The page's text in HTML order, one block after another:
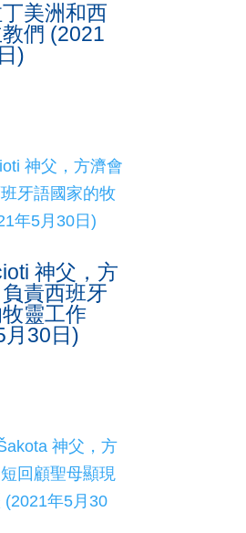
美洲和西
們 (2021
)
神父，方
責西班牙
靈工作
月30日)